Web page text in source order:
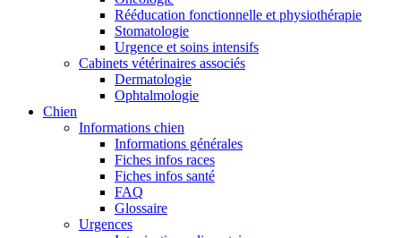
Rééducation fonctionnelle et physiothérapie
Stomatologie
Urgence et soins intensifs
Cabinets vétérinaires associés
Dermatologie
Ophtalmologie
Chien
Informations chien
Informations générales
Fiches infos races
Fiches infos santé
FAQ
Glossaire
Urgences